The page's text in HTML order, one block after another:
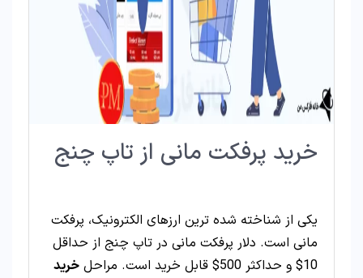
خرید پرفکت مانی از تاپ چنج
یکی از شناخته شده ترین ارزهای الکترونیک، پرفکت
مانی است. دلار پرفکت مانی در تاپ چنج از حداقل
10$ و حداکثر 500$ قابل خرید است. مراحل
خرید